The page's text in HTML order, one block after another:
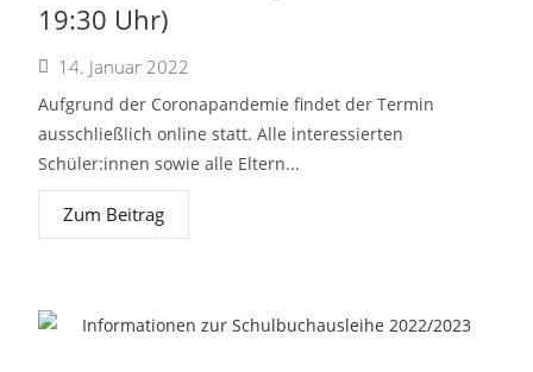
19:30 Uhr)
14. Januar 2022
Aufgrund der Coronapandemie findet der Termin
ausschließlich online statt. Alle interessierten
Schüler:innen sowie alle Eltern...
Zum Beitrag